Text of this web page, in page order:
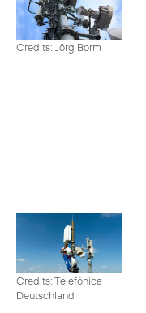
Credits: Jörg Borm
Credits: Telefónica
Deutschland